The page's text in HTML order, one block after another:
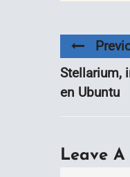
Stellarium,
en Ubuntu
Leave A